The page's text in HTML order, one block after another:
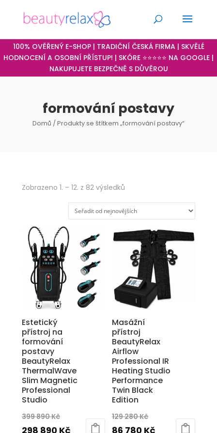
100% OVĚŘENÝ E-SHOP | TRADIČNÍ ČESKÁ FIRMA | SKVĚLÉ
HODNOCENÍ A OSOBNÍ PŘÍSTUP! | SKÓRE ⭐⭐⭐⭐⭐ NA GOOGLE |
NAKUPUJETE BEZPEČNĚ S DŮVĚROU
formování postavy
Domů / Produkty se štítkem „formování postavy“
Zobrazeno 1. – 12. z 82 výsledkůSeřazeno
nejnovějších
Estetický
přístroj na
formování
postavy
BeautyRelax
ThermalWave
Slim Magnetic
Professional
Studio
399 890Kč
Původní
cena
298 890 KčAktuální
Masážní
přístroj
BeautyRelax
Airflow
Professional IR
Heating Studio
Performance
Twin Black
Edition
129 280Kč
Původní
cena
86 780 Kč Aktuální